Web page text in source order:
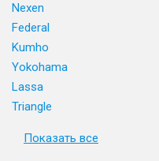
Nexen
Federal
Kumho
Yokohama
Lassa
Triangle
Показать все